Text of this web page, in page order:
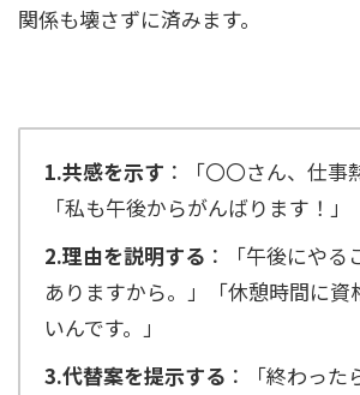
関係も壊さずに済みます。
1.共感を示す ：「〇〇さん、仕事
「私も午後からがんばります！」
2.理由を説明する ：「午後にやる
ありますから。」「休憩時間に資
いんです。」
3.代替案を提示する ：「終わった